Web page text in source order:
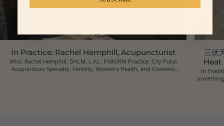
In Practice: Rachel Hemphill, Acupuncturist
Who: Rachel Hemphill, DACM, L.Ac., FABORM Practice: City Pulse
Acupuncture Specialty: Fertility, Women's Health, and Cosmetic
三伏
Heat
In